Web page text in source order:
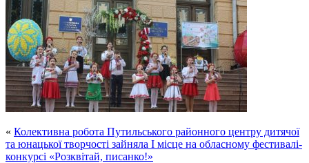
« Колективна робота Путильського районного центру дитячої
та юнацької творчості зайняла І місце на обласному фестивалі-
конкурсі «Розквітай, писанко!»